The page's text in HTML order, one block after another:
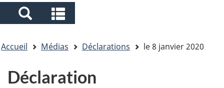
Search
and
menus
and
menus
êtes
ici
Accueil Médias Déclarations le 8 janvier 2020
Déclaration